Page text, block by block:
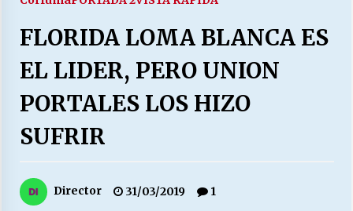
LA DC POR SIEMPRE.RECORDANDO 69 AÑOS DE
28/07/2026
“ORGULLOSOS DE SER DC” SALUDA EL
LABORAL:
FLORIDA LOMA BLANCA ES
EL LIDER, PERO UNION
PORTALES LOS HIZO
SUFRIR
Director 31/03/2019 1